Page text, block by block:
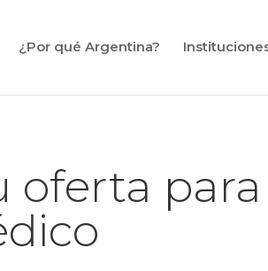
¿Por qué Argentina?